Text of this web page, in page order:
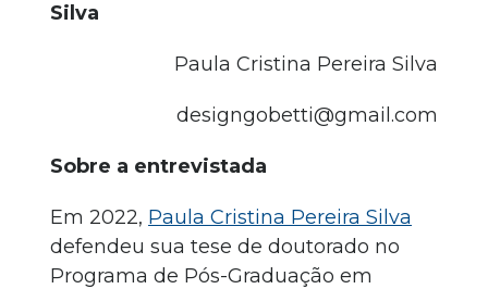
Silva
Paula Cristina Pereira Silva
designgobetti@gmail.com
Sobre a entrevistada
Em 2022, Paula Cristina Pereira Silva
defendeu sua tese de doutorado no
Programa de Pós-Graduação em